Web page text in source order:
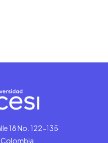
18 No. 122-135
Colombia